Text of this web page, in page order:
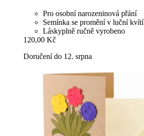
Pro osobní narozeninová přání
Semínka se promění v luční kvítí
Láskyplně ručně vyrobeno
120,00 Kč
Doručení do 12. srpna